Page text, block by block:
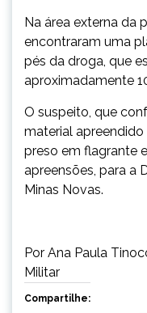
Na área externa da
encontraram uma
pés da droga, que
aproximadamente
O suspeito, que
material
preso em flagrante
apreensões, para a
Minas Novas.
Por Ana Paula
Militar
Compartilhe: